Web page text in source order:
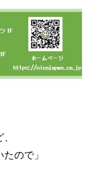
ので」